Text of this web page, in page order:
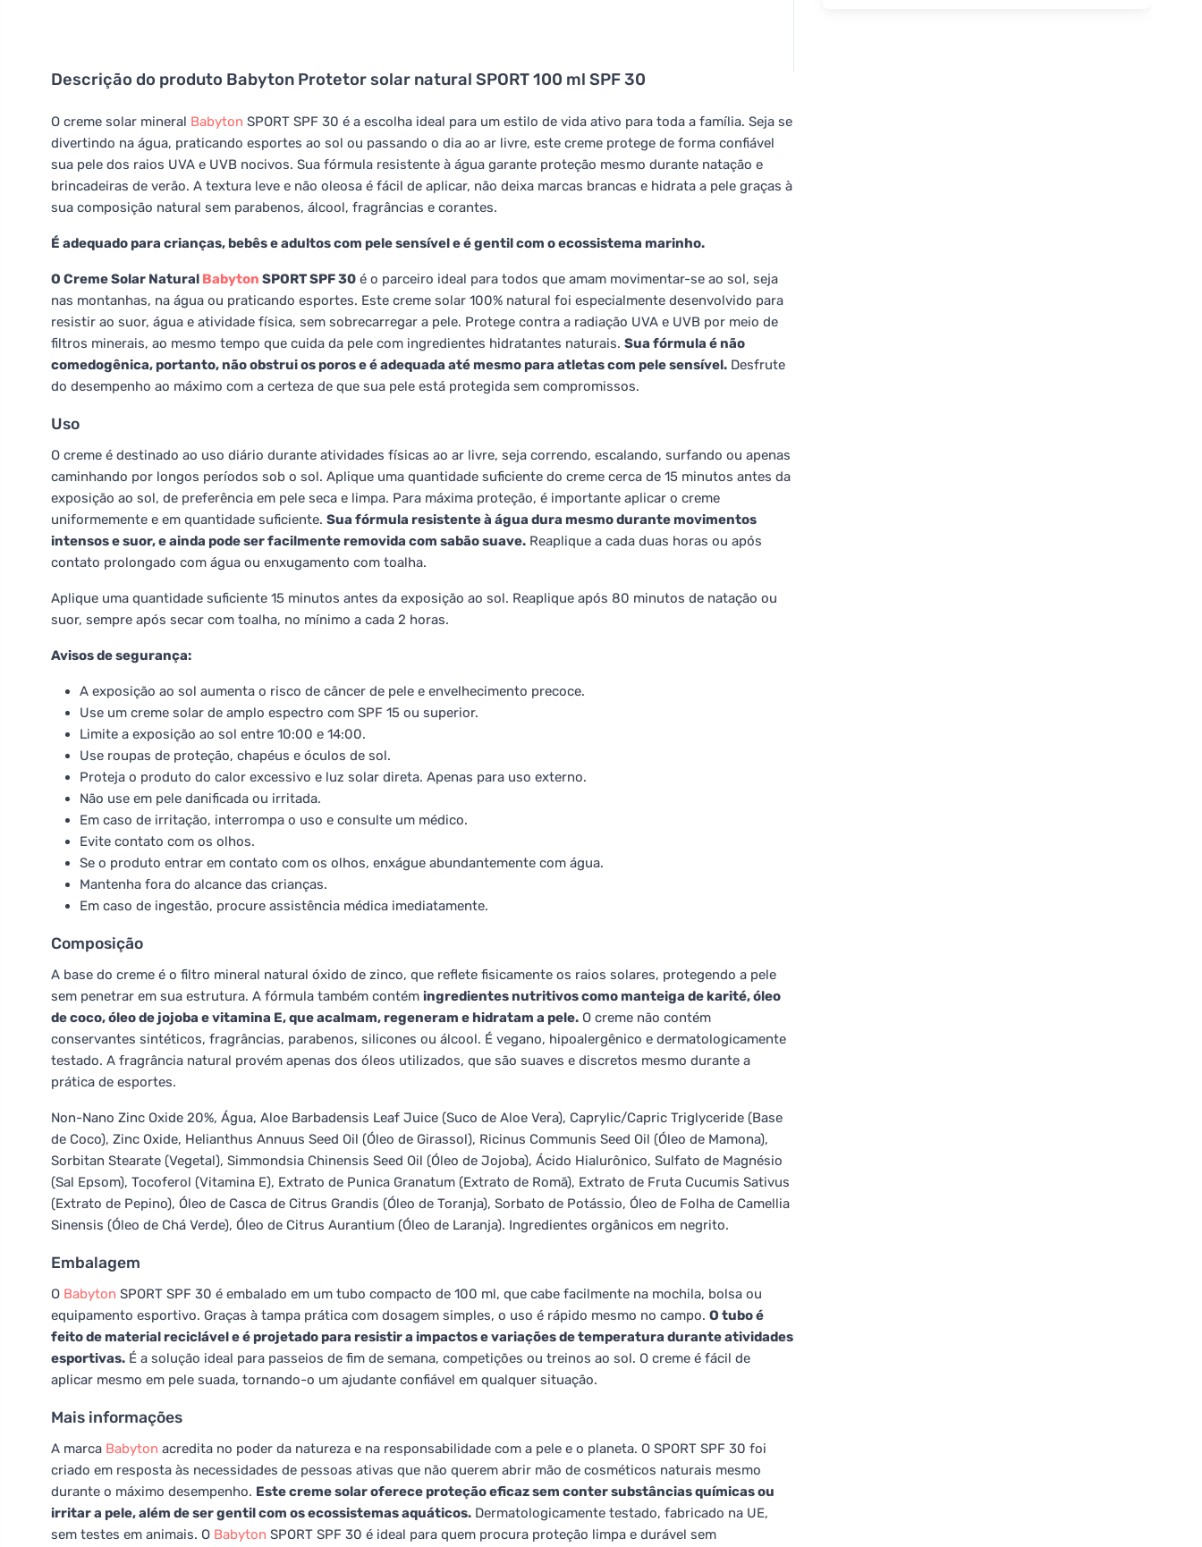
Descrição do produto Babyton Protetor solar natural SPORT 100 ml SPF 30
O creme solar mineral Babyton SPORT SPF 30 é a escolha ideal para um estilo de vida ativo para toda a família. Seja se
divertindo na água, praticando esportes ao sol ou passando o dia ao ar livre, este creme protege de forma confiável
sua pele dos raios UVA e UVB nocivos. Sua fórmula resistente à água garante proteção mesmo durante natação e
brincadeiras de verão. A textura leve e não oleosa é fácil de aplicar, não deixa marcas brancas e hidrata a pele graças à
sua composição natural sem parabenos, álcool, fragrâncias e corantes.
É adequado para crianças, bebês e adultos com pele sensível e é gentil com o ecossistema marinho.
O Creme Solar Natural Babyton SPORT SPF 30 é o parceiro ideal para todos que amam movimentar-se ao sol, seja
nas montanhas, na água ou praticando esportes. Este creme solar 100% natural foi especialmente desenvolvido para
resistir ao suor, água e atividade física, sem sobrecarregar a pele. Protege contra a radiação UVA e UVB por meio de
filtros minerais, ao mesmo tempo que cuida da pele com ingredientes hidratantes naturais. Sua fórmula é não
comedogênica, portanto, não obstrui os poros e é adequada até mesmo para atletas com pele sensível. Desfrute
do desempenho ao máximo com a certeza de que sua pele está protegida sem compromissos.
Uso
O creme é destinado ao uso diário durante atividades físicas ao ar livre, seja correndo, escalando, surfando ou apenas
caminhando por longos períodos sob o sol. Aplique uma quantidade suficiente do creme cerca de 15 minutos antes da
exposição ao sol, de preferência em pele seca e limpa. Para máxima proteção, é importante aplicar o creme
uniformemente e em quantidade suficiente. Sua fórmula resistente à água dura mesmo durante movimentos
intensos e suor, e ainda pode ser facilmente removida com sabão suave. Reaplique a cada duas horas ou após
contato prolongado com água ou enxugamento com toalha.
Aplique uma quantidade suficiente 15 minutos antes da exposição ao sol. Reaplique após 80 minutos de natação ou
suor, sempre após secar com toalha, no mínimo a cada 2 horas.
Avisos de segurança:
A exposição ao sol aumenta o risco de câncer de pele e envelhecimento precoce.
Use um creme solar de amplo espectro com SPF 15 ou superior.
Limite a exposição ao sol entre 10:00 e 14:00.
Use roupas de proteção, chapéus e óculos de sol.
Proteja o produto do calor excessivo e luz solar direta. Apenas para uso externo.
Não use em pele danificada ou irritada.
Em caso de irritação, interrompa o uso e consulte um médico.
Evite contato com os olhos.
Se o produto entrar em contato com os olhos, enxágue abundantemente com água.
Mantenha fora do alcance das crianças.
Em caso de ingestão, procure assistência médica imediatamente.
Composição
A base do creme é o filtro mineral natural óxido de zinco, que reflete fisicamente os raios solares, protegendo a pele
sem penetrar em sua estrutura. A fórmula também contém ingredientes nutritivos como manteiga de karité, óleo
de coco, óleo de jojoba e vitamina E, que acalmam, regeneram e hidratam a pele. O creme não contém
conservantes sintéticos, fragrâncias, parabenos, silicones ou álcool. É vegano, hipoalergênico e dermatologicamente
testado. A fragrância natural provém apenas dos óleos utilizados, que são suaves e discretos mesmo durante a
prática de esportes.
Non-Nano Zinc Oxide 20%, Água, Aloe Barbadensis Leaf Juice (Suco de Aloe Vera), Caprylic/Capric Triglyceride (Base
de Coco), Zinc Oxide, Helianthus Annuus Seed Oil (Óleo de Girassol), Ricinus Communis Seed Oil (Óleo de Mamona),
Sorbitan Stearate (Vegetal), Simmondsia Chinensis Seed Oil (Óleo de Jojoba), Ácido Hialurônico, Sulfato de Magnésio
(Sal Epsom), Tocoferol (Vitamina E), Extrato de Punica Granatum (Extrato de Romã), Extrato de Fruta Cucumis Sativus
(Extrato de Pepino), Óleo de Casca de Citrus Grandis (Óleo de Toranja), Sorbato de Potássio, Óleo de Folha de Camellia
Sinensis (Óleo de Chá Verde), Óleo de Citrus Aurantium (Óleo de Laranja). Ingredientes orgânicos em negrito.
Embalagem
O Babyton SPORT SPF 30 é embalado em um tubo compacto de 100 ml, que cabe facilmente na mochila, bolsa ou
equipamento esportivo. Graças à tampa prática com dosagem simples, o uso é rápido mesmo no campo. O tubo é
feito de material reciclável e é projetado para resistir a impactos e variações de temperatura durante atividades
esportivas. É a solução ideal para passeios de fim de semana, competições ou treinos ao sol. O creme é fácil de
aplicar mesmo em pele suada, tornando-o um ajudante confiável em qualquer situação.
Mais informações
A marca Babyton acredita no poder da natureza e na responsabilidade com a pele e o planeta. O SPORT SPF 30 foi
criado em resposta às necessidades de pessoas ativas que não querem abrir mão de cosméticos naturais mesmo
durante o máximo desempenho. Este creme solar oferece proteção eficaz sem conter substâncias químicas ou
irritar a pele, além de ser gentil com os ecossistemas aquáticos. Dermatologicamente testado, fabricado na UE,
sem testes em animais. O Babyton SPORT SPF 30 é ideal para quem procura proteção limpa e durável sem